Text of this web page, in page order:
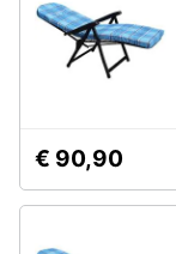
€ 90,90